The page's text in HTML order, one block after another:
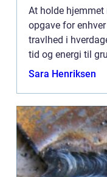
At holde
opgave for
travlhed i
tid og energi til
rengøring i Næst...
Sara Henriksen